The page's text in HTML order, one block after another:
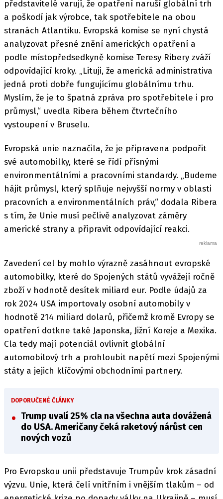
představitelé varují, že opatření naruší globální trh
a poškodí jak výrobce, tak spotřebitele na obou
stranách Atlantiku. Evropská komise se nyní chystá
analyzovat přesné znění amerických opatření a
podle místopředsedkyně komise Teresy Ribery zváží
odpovídající kroky. „Lituji, že americká administrativa
jedná proti dobře fungujícímu globálnímu trhu.
Myslím, že je to špatná zpráva pro spotřebitele i pro
průmysl,“ uvedla Ribera během čtvrtečního
vystoupení v Bruselu.
Evropská unie naznačila, že je připravena podpořit
své automobilky, které se řídí přísnými
environmentálními a pracovními standardy. „Budeme
hájit průmysl, který splňuje nejvyšší normy v oblasti
pracovních a environmentálních práv,“ dodala Ribera
s tím, že Unie musí pečlivě analyzovat záměry
americké strany a připravit odpovídající reakci.
Zavedení cel by mohlo výrazně zasáhnout evropské
automobilky, které do Spojených států vyvážejí ročně
zboží v hodnotě desítek miliard eur. Podle údajů za
rok 2024 USA importovaly osobní automobily v
hodnotě 214 miliard dolarů, přičemž kromě Evropy se
opatření dotkne také Japonska, Jižní Koreje a Mexika.
Cla tedy mají potenciál ovlivnit globální
automobilový trh a prohloubit napětí mezi Spojenými
státy a jejich klíčovými obchodními partnery.
DOPORUČENÉ ČLÁNKY
Trump uvalí 25% cla na všechna auta dovážená
do USA. Američany čeká raketový nárůst cen
nových vozů
Pro Evropskou unii představuje Trumpův krok zásadní
výzvu. Unie, která čelí vnitřním i vnějším tlakům – od